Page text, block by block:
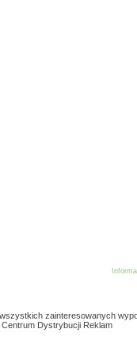
zainteresowanych
Centrum Dystrybucji Reklam